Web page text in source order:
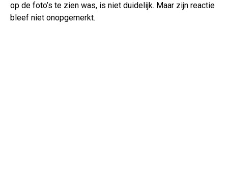
op de foto’s te zien was, is niet duidelijk. Maar zijn reactie
bleef niet onopgemerkt.